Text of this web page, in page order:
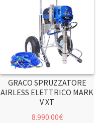
GRACO SPRUZZATORE
AIRLESS ELETTRICO MARK
V XT
8.990.00€